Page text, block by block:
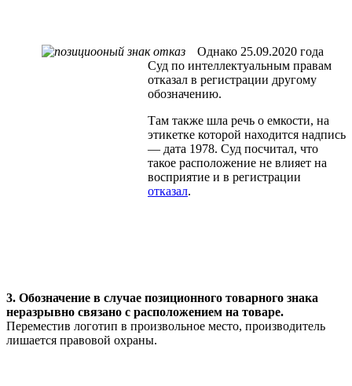
Однако 25.09.2020 года
Суд по интеллектуальным правам
отказал в регистрации другому
обозначению.
Там также шла речь о емкости, на
этикетке которой находится надпись
— дата 1978. Суд посчитал, что
такое расположение не влияет на
восприятие и в регистрации
отказал.
3. Обозначение в случае позиционного товарного знака
неразрывно связано с расположением на товаре.
Переместив логотип в произвольное место, производитель
лишается правовой охраны.